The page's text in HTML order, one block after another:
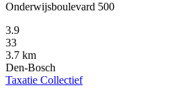
Onderwijsboulevard 500
3.9
33
3.7 km
Den-Bosch
Taxatie Collectief